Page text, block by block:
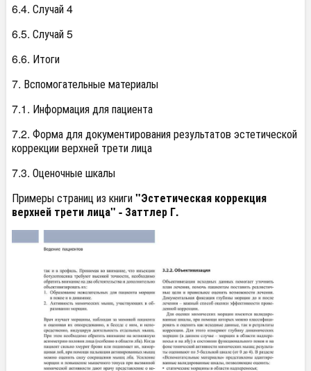
6.4. Случай 4
6.5. Случай 5
6.6. Итоги
7. Вспомогательные материалы
7.1. Информация для пациента
7.2. Форма для документирования результатов эстетической
коррекции верхней трети лица
7.3. Оценочные шкалы
Примеры страниц из книги"Эстетическая коррекция
верхней трети лица" - Заттлер Г.